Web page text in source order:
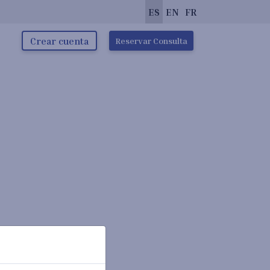
ES EN FR
Crear cuenta Reservar Consulta